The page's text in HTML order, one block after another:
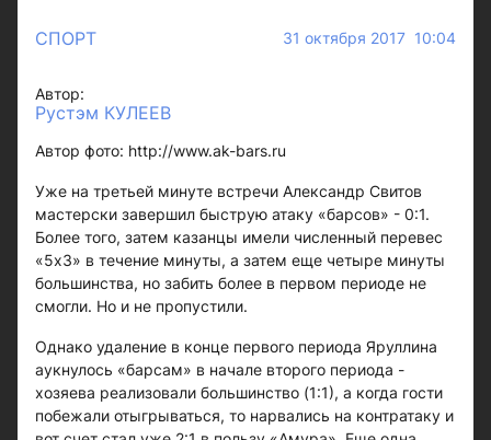
СПОРТ 31 октября 2017 10:04
Автор:
Рустэм КУЛЕЕВ
Автор фото: http://www.ak-bars.ru
Уже на третьей минуте встречи Александр Свитов
мастерски завершил быструю атаку «барсов» - 0:1.
Более того, затем казанцы имели численный перевес
«5х3» в течение минуты, а затем еще четыре минуты
большинства, но забить более в первом периоде не
смогли. Но и не пропустили.
Однако удаление в конце первого периода Яруллина
аукнулось «барсам» в начале второго периода -
хозяева реализовали большинство (1:1), а когда гости
побежали отыгрываться, то нарвались на контратаку и